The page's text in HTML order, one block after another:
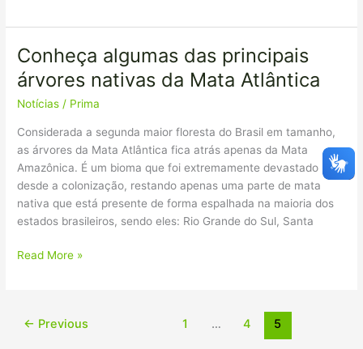
Conheça algumas das principais
árvores nativas da Mata Atlântica
Notícias / Prima
Considerada a segunda maior floresta do Brasil em tamanho,
as árvores da Mata Atlântica fica atrás apenas da Mata
Amazônica. É um bioma que foi extremamente devastado
desde a colonização, restando apenas uma parte de mata
nativa que está presente de forma espalhada na maioria dos
estados brasileiros, sendo eles: Rio Grande do Sul, Santa
Conheça
algumas
das
principais
Read More »
← Previous 1 … 4 5